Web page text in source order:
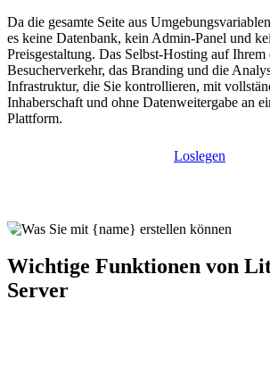
Da die gesamte Seite aus
es keine Datenbank, kein Admin-Panel und
Preisgestaltung. Das Selbst-Hosting auf
Besucherverkehr, das Branding und die
Infrastruktur, die Sie kontrollieren, mit
Inhaberschaft und ohne Datenweitergabe an
Plattform.
Loslegen
Wichtige Funktionen von
Server